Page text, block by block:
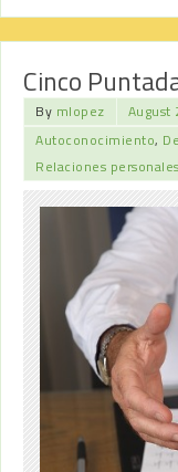
Cinco
By mlopez
August
Autoconocimiento,
Relaciones personales